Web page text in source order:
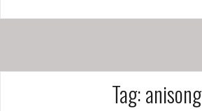
Tag:anisong